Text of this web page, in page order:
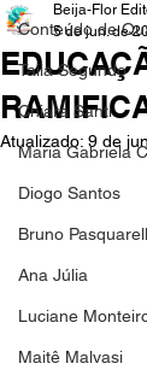
Conteúdo de
Taila Segundo
Chiara Santi
Maria Gabriela
Diogo Santos
Bruno
Ana Júlia
Luciane
Maitê Malvasi
Beija-Flor
5 de jun. de
Atualizado: 9 de